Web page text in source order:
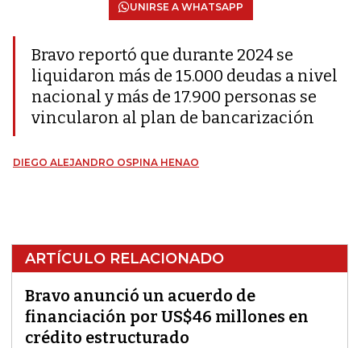
UNIRSE A WHATSAPP
Bravo reportó que durante 2024 se
liquidaron más de 15.000 deudas a nivel
nacional y más de 17.900 personas se
vincularon al plan de bancarización
DIEGO ALEJANDRO OSPINA HENAO
ARTÍCULO RELACIONADO
Bravo anunció un acuerdo de
financiación por US$46 millones en
crédito estructurado